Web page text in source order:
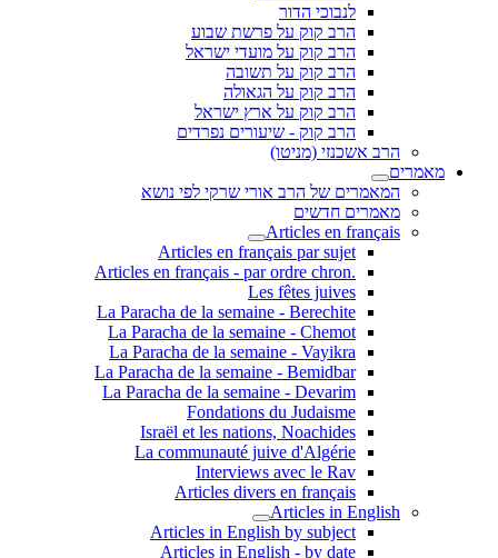
לנבוכי הדור
הרב קוק על פרשת שבוע
הרב קוק על מועדי ישראל
הרב קוק על תשובה
הרב קוק על הגאולה
הרב קוק על ארץ ישראל
הרב קוק - שיעורים נפרדים
הרב אשכנזי (מניטו)
מאמרים
המאמרים של הרב אורי שרקי לפי נושא
מאמרים חדשים
Articles en français
Articles en français par sujet
.Articles en français - par ordre chron
Les fêtes juives
La Paracha de la semaine - Berechite
La Paracha de la semaine - Chemot
La Paracha de la semaine - Vayikra
La Paracha de la semaine - Bemidbar
La Paracha de la semaine - Devarim
Fondations du Judaisme
Israël et les nations, Noachides
La communauté juive d'Algérie
Interviews avec le Rav
Articles divers en français
Articles in English
Articles in English by subject
Articles in English - by date